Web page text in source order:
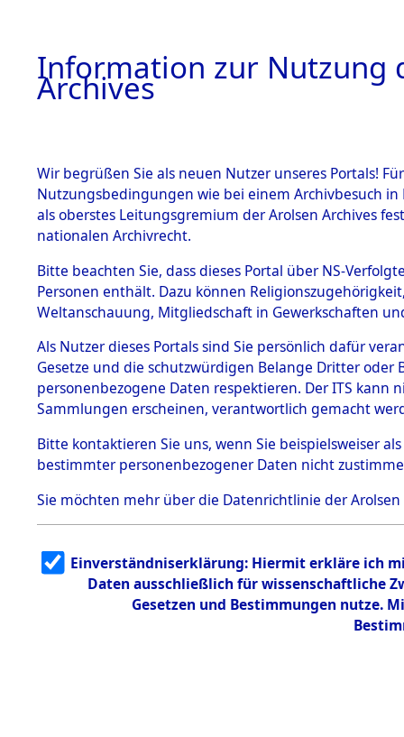
BESTÄNDE
1.
Inhaftierungsdoku
mente
1.2.9 Beim ITS
Effekten
1.2.9.1
Effekten aus
dem KZ
Dachau
1.2.9.2
Effekten aus
dem KZ
Bayerisches
1.2.9.3
Effekten aus
dem KZ
Neuengamm
0002
Einen Kommentar
Information zur Nutzung
Archives
Wir begrüßen Sie als neuen Nutzer unseres Portals!
Nutzungsbedingungen wie bei einem Archivbesuch
als oberstes Leitungsgremium der Arolsen Archives
nationalen Archivrecht.
Bitte beachten Sie, dass dieses Portal über NS-
Personen enthält. Dazu können
Weltanschauung, Mitgliedschaft in Gewerkschaften
Als Nutzer dieses Portals sind Sie persönlich dafür
Gesetze und die schutzwürdigen Belange Dritter
personenbezogene Daten respektieren. Der ITS
Sammlungen erscheinen, verantwortlich gemacht
Bitte kontaktieren Sie uns, wenn Sie beispielsweiser
bestimmter personenbezogener Daten nicht
Sie möchten mehr über die Datenrichtlinie der Arolsen
Einverständniserklärung: Hiermit erkläre ich
Daten ausschließlich für wissenschaftliche
Gesetzen und Bestimmungen nutze.